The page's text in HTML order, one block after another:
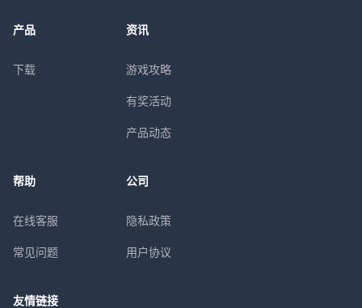
产品
下载
资讯
游戏攻略
有奖活动
产品动态
帮助
在线客服
常见问题
公司
隐私政策
用户协议
友情链接